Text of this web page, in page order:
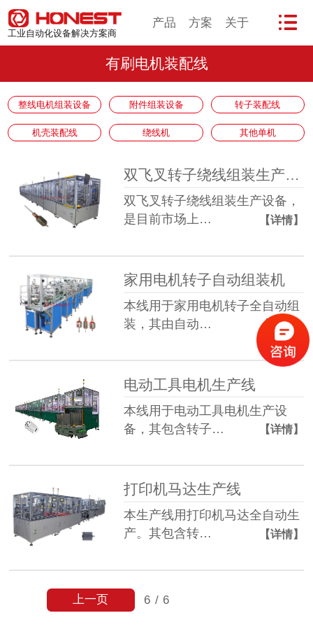
产品 方案 关于
工业自动化设备解决方案商
有刷电机装配线
整线电机组装设备 附件组装设备 转子装配线
机壳装配线 绕线机 其他单机
双飞叉转子绕线组装生产设备
双飞叉转子绕线组装生产设备，
是目前市场上…
【详情】
家用电机转子自动组装机
本线用于家用电机转子全自动组
装，其由自动…
【详情】
电动工具电机生产线
本线用于电动工具电机生产设
备，其包含转子…
【详情】
打印机马达生产线
本生产线用打印机马达全自动生
产。其包含转…
【详情】
6 / 6
上一页